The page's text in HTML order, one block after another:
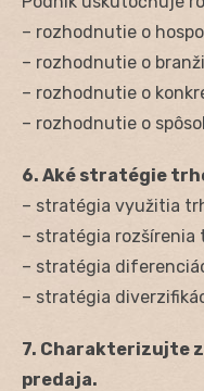
– rozhodnutie o
– rozhodnutie o
– rozhodnutie o
– rozhodnutie o
6. Aké stratégie
– stratégia využitia
– stratégia rozšírenia
– stratégia
– stratégia
7. Charakterizujte
predaja.